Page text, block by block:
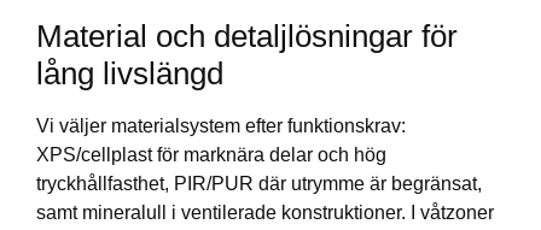
Material och detaljlösningar för
lång livslängd
Vi väljer materialsystem efter funktionskrav:
XPS/cellplast för marknära delar och hög
tryckhållfasthet, PIR/PUR där utrymme är begränsat,
samt mineralull i ventilerade konstruktioner. I våtzoner